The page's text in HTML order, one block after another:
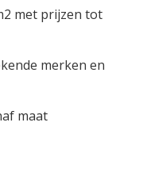
met prijzen tot
merken en
maat